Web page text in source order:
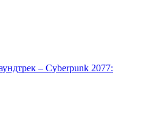
– Cyberpunk 2077: